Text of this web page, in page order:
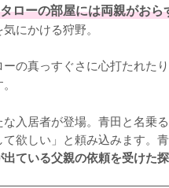
ローの部屋には両親がお
にかける狩野。
の真っすぐさに心打たれた
入居者が登場。青田と名乗
欲しい」と頼み込みます。
ている父親の依頼を受けた